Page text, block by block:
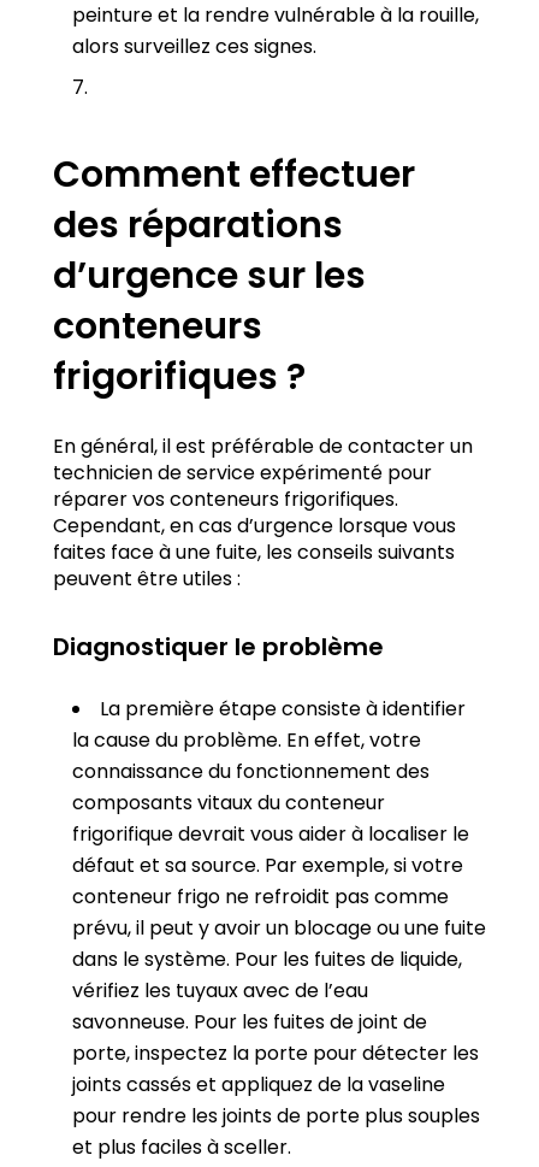
peinture et la rendre vulnérable à la rouille,
alors surveillez ces signes.
Comment effectuer
des réparations
d’urgence sur les
conteneurs
frigorifiques ?
En général, il est préférable de contacter un
technicien de service expérimenté pour
réparer vos conteneurs frigorifiques.
Cependant, en cas d’urgence lorsque vous
faites face à une fuite, les conseils suivants
peuvent être utiles :
Diagnostiquer le problème
La première étape consiste à identifier
la cause du problème. En effet, votre
connaissance du fonctionnement des
composants vitaux du conteneur
frigorifique devrait vous aider à localiser le
défaut et sa source. Par exemple, si votre
conteneur frigo ne refroidit pas comme
prévu, il peut y avoir un blocage ou une fuite
dans le système. Pour les fuites de liquide,
vérifiez les tuyaux avec de l’eau
savonneuse. Pour les fuites de joint de
porte, inspectez la porte pour détecter les
joints cassés et appliquez de la vaseline
pour rendre les joints de porte plus souples
et plus faciles à sceller.